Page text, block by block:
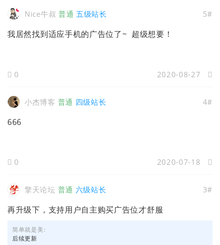
Nice牛叔 普通 五级站长 5#
我居然找到适应手机的广告位了~ 超级想要！
0 2020-08-27
小杰博客 普通 四级站长 4#
666
0 2020-07-18
擎天论坛 普通 六级站长 3#
再升级下，支持用户自主购买广告位才舒服
简单就是美:
后续更新